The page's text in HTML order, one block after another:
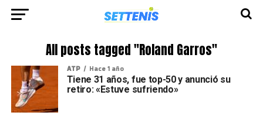
All posts tagged "Roland Garros"
ATP Hace 1 año
Tiene 31 años, fue top-50 y anunció su
retiro: «Estuve sufriendo»